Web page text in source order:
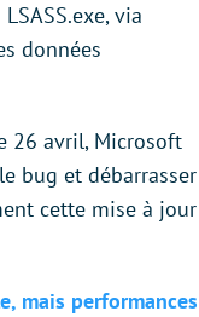
via
données
26 avril, Microsoft
bug et débarrasser
cette mise à jour
mais performances